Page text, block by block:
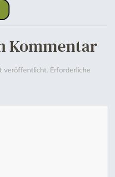
Kommentar
veröffentlicht. Erforderliche